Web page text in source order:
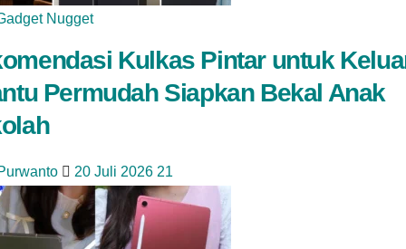
Nugget
Kulkas Pintar untuk
Permudah Siapkan Bekal Anak
20 Juli 2026 21